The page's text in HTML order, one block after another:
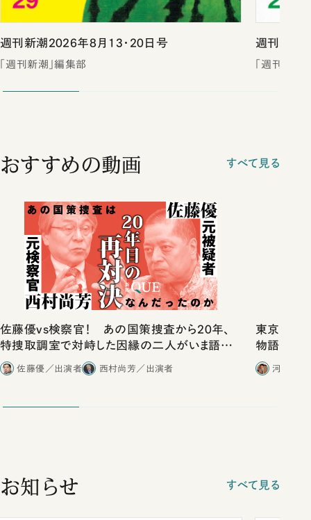
週刊新潮2026年8月13・20日号
「週刊新潮」編集部
週刊新潮
「週刊新潮
おすすめの動画 すべて見る
佐藤優vs検察官！ あの国策捜査から20年、
特捜取調室で対峙した因縁の二人がいま語り
合ったこと
佐藤優／出演者 西村尚芳／出演者
東京は都
物語」に
河野有
お知らせ すべて見る